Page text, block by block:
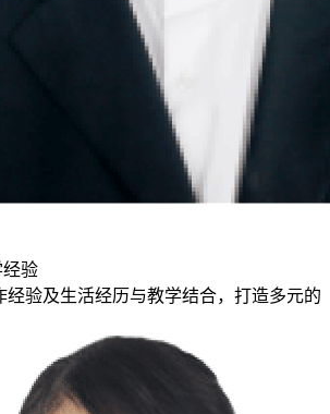
经验
经验及生活经历与教学结合，打造多元的